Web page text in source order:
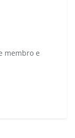
membro e